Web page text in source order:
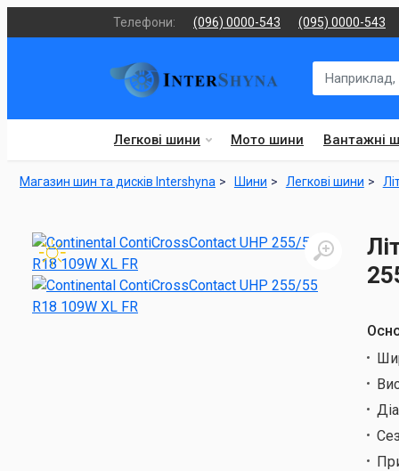
Телефони: (096) 0000-543 (095) 0000-543
Легкові шини Мото шини Вантажні
Магазин шин та дисків Intershyna Шини Легкові шини